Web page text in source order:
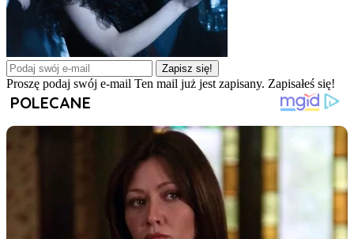
Zapisz się!
Proszę podaj swój e-mail Ten mail już jest zapisany. Zapisałeś się!